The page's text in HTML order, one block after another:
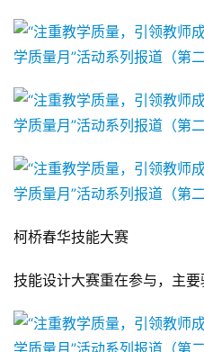
柯桥春华技能大赛
技能设计大赛重在参与，主